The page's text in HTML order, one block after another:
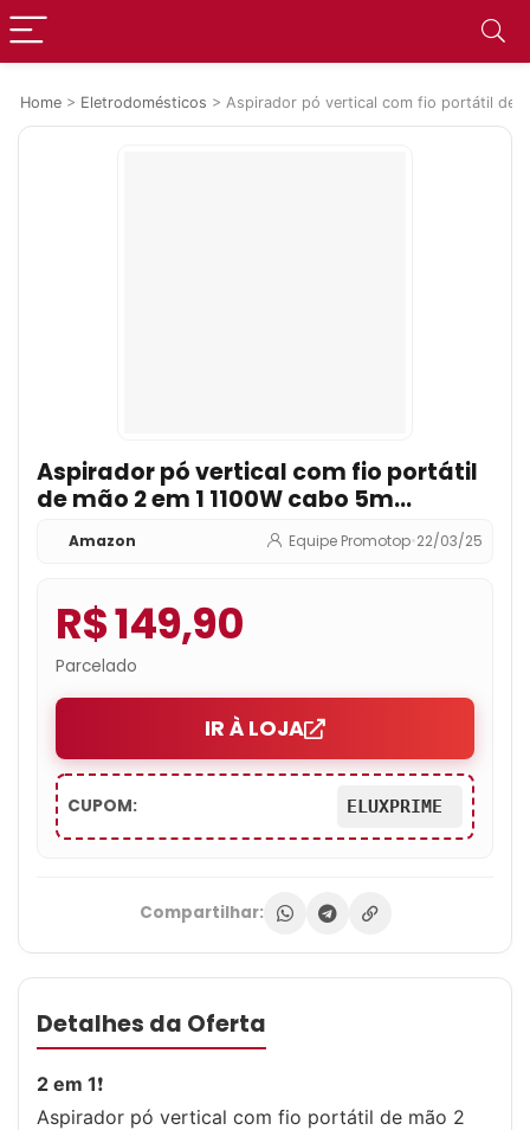
Home > Eletrodomésticos > Aspirador pó vertical com fio portátil de
Aspirador pó vertical com fio portátil
de mão 2 em 1 1100W cabo 5m
capacidade 1,2L filtro HEPA Electrolux
STK13 vermelho 127v
Amazon Equipe Promotop•22/03/25
R$ 149,90
Parcelado
IR À LOJA
CUPOM: ELUXPRIME
Compartilhar:
Detalhes da Oferta
2 em 1❗
Aspirador pó vertical com fio portátil de mão 2